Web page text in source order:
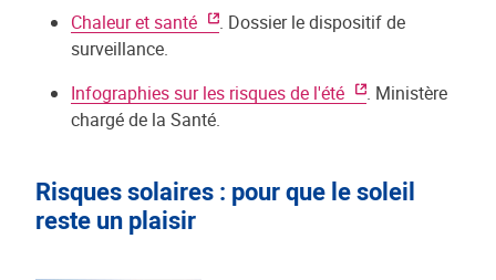
Chaleur et santé
. Dossier le dispositif de
surveillance.
Infographies sur les risques de l'été
. Ministère
chargé de la Santé.
Risques solaires : pour que le soleil
reste un plaisir